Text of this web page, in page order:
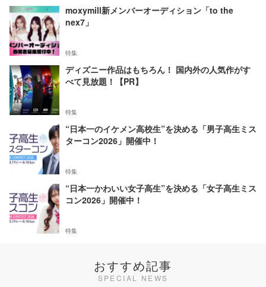
moxymill新メンバーオーディション「to the
nex7」
特集
ディズニー作品はもちろん！ 国内外の人気作がす
べて見放題！【PR】
特集
“日本一のイケメン高校生”を決める「男子高生ミス
ターコン2026」開催中！
特集
“日本一かわいい女子高生”を決める「女子高生ミス
コン2026」開催中！
特集
おすすめ記事
SPECIAL NEWS